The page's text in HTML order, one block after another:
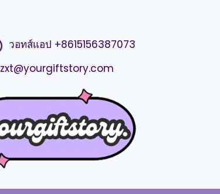
วอทส์แอป +8615156387073
zxt@yourgiftstory.com